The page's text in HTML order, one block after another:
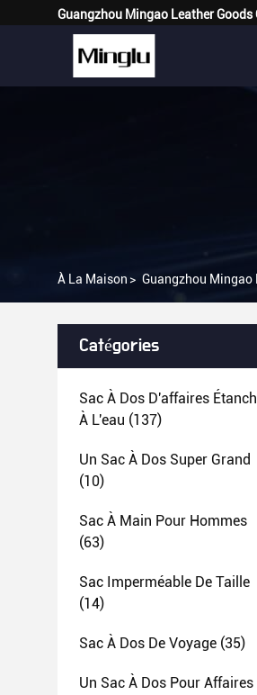
Guangzhou Mingao Leather Goods
À La Maison > Guangzhou Mingao
Catégories
Sac À Dos D'affaires
À L'eau (137)
Un Sac À Dos Super Grand
(10)
Sac À Main Pour Hommes
(63)
Sac Imperméable De Taille
(14)
Sac À Dos De Voyage (35)
Un Sac À Dos Pour Affaires